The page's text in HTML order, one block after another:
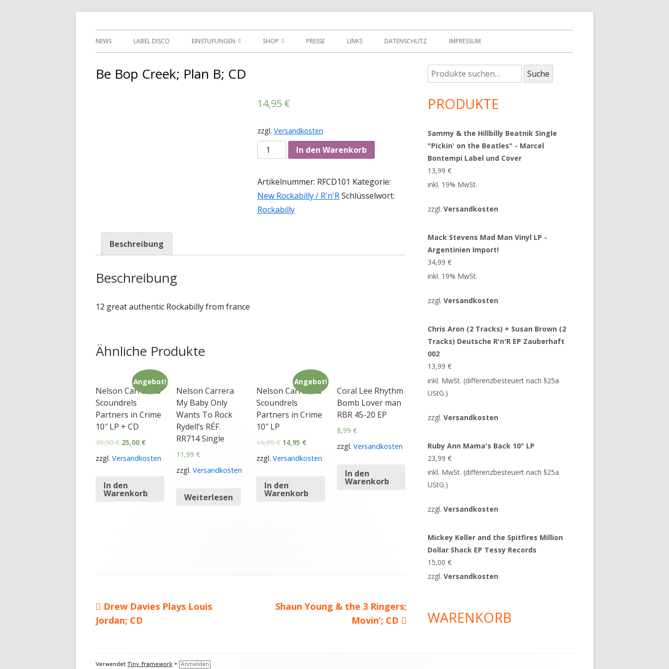
Tessy Records
Primäres
NEWS LABEL DISCO EINSTUFUNGEN SHOP
WARENKORB
PRESSE LINKS DATENSCHUTZ IMPRESSUM
Be Bop Creek; Plan B; CD
14,95 €
zzgl. Versandkosten
Anzahl In den Warenkorb
Artikelnummer: RFCD101 Kategorie:
New Rockabilly / R'n'RSchlüsselwort:
Rockabilly
Beschreibung
Beschreibung
12 great authentic Rockabilly from france
Ähnliche Produkte
Angebot!
Nelson Carrera &
Scoundrels
Partners in Crime
10″ LP + CD
30,90€ 25,00 €
zzgl. Versandkosten
In den
Warenkorb
Nelson Carrera
My Baby Only
Wants To Rock
Rydell’s RÉF.
RR714 Single
11,99 €
zzgl. Versandkosten
Weiterlesen
Angebot!
Nelson Carrera &
Scoundrels
Partners in Crime
10″ LP
15,95€ 14,95 €
zzgl.Versandkosten
In den
Warenkorb
Coral Lee Rhythm
Bomb Lover man
RBR 45-20 EP
8,99 €
zzgl. Versandkosten
In den
Warenkorb
Beitragsnavigation
Vorheriger
Beitrag:
Drew Davies Plays Louis
Jordan; CD
Nächster
Shaun Young & the 3 Ringers;
Movin’; CD
Haupt-
Seitenleiste
Suche
nach:
Suche
PRODUKTE
Sammy & the Hillbilly Beatnik Single
"Pickin' on the Beatles" - Marcel
Bontempi Label und Cover
13,99€
inkl. 19% MwSt.
zzgl.Versandkosten
Mack Stevens Mad Man Vinyl LP -
Argentinien Import!
34,99€
inkl. 19% MwSt.
zzgl.Versandkosten
Chris Aron (2 Tracks) + Susan Brown (2
Tracks) Deutsche R'n'R EP Zauberhaft
002
13,99€
inkl. MwSt. (differenzbesteuert nach §25a
UStG.)
zzgl.Versandkosten
Ruby Ann Mama's Back 10" LP
23,99€
inkl. MwSt. (differenzbesteuert nach §25a
UStG.)
zzgl.Versandkosten
Mickey Keller and the Spitfires Million
Dollar Shack EP Tessy Records
15,00€
zzgl.Versandkosten
WARENKORB
Footer
Verwendet Tiny Framework • Anmelden